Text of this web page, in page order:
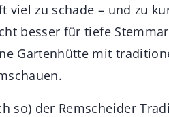
viel zu schade – und zu
besser für tiefe
Gartenhütte mit
so) der Remscheider